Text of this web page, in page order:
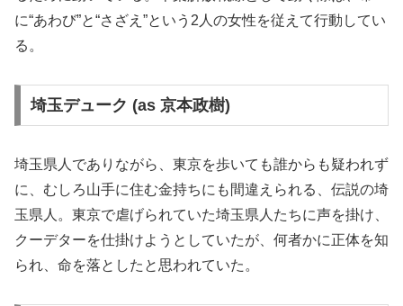
に“あわび”と“さざえ”という2人の女性を従えて行動してい
る。
埼玉デューク (as 京本政樹)
埼玉県人でありながら、東京を歩いても誰からも疑われず
に、むしろ山手に住む金持ちにも間違えられる、伝説の埼
玉県人。東京で虐げられていた埼玉県人たちに声を掛け、
クーデターを仕掛けようとしていたが、何者かに正体を知
られ、命を落としたと思われていた。